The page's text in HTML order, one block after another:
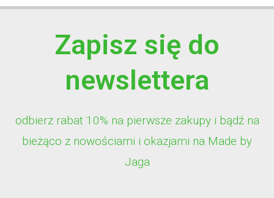
Zapisz się do
newslettera
odbierz rabat 10% na pierwsze zakupy i bądź na
bieżąco z nowościami i okazjami na Made by
Jaga